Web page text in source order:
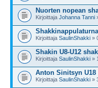
Nuorten nopean
Kirjoittaja Johanna Tanni
Kirjoittaja SaulinShakki »
Shakin U8-U12
Kirjoittaja SaulinShakki »
Anton Sinitsyn
Kirjoittaja SaulinShakki »